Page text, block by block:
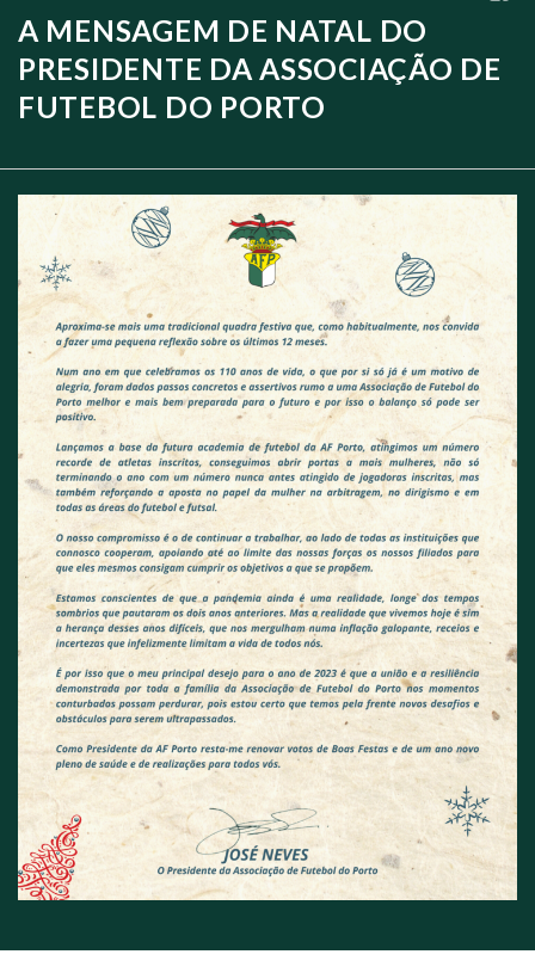
A MENSAGEM DE NATAL DO
PRESIDENTE DA ASSOCIAÇÃO DE
FUTEBOL DO PORTO